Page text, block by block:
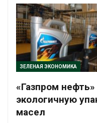
ЗЕЛЕНАЯ ЭКОНОМИКА
«Газпром
экологичную
масел